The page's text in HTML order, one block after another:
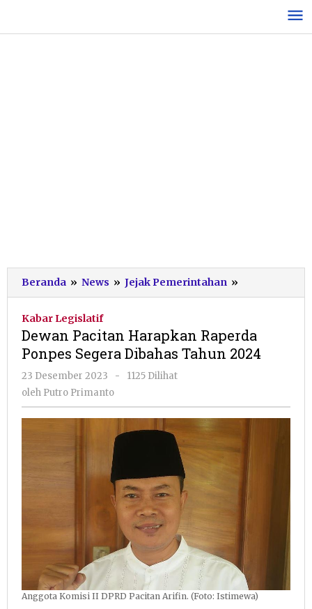
konten
Beranda » News » Jejak Pemerintahan »
Pacitan
Ponpes
Segera
Kabar Legislatif
Dewan Pacitan Harapkan Raperda
Ponpes Segera Dibahas Tahun 2024
23 Desember 2023
oleh
-
1125 Dilihat
oleh Putro Primanto
Anggota Komisi II DPRD Pacitan Arifin. (Foto: Istimewa)